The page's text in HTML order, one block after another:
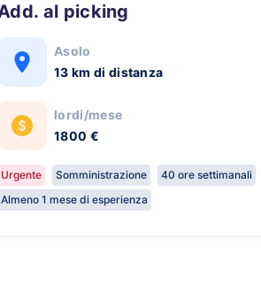
Add. al picking
Asolo
13 km di distanza
lordi/mese
1800 €
Urgente Somministrazione
40 ore settimanali
Almeno 1 mese di esperienza